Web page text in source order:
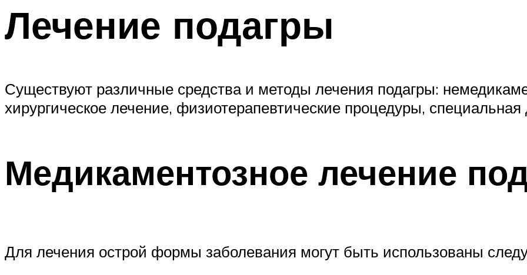
Лечение подагры
Существуют различные средства и методы лечения подагры:
хирургическое лечение, физиотерапевтические процедуры, специальная
Медикаментозное лечение
Для лечения острой формы заболевания могут быть использованы